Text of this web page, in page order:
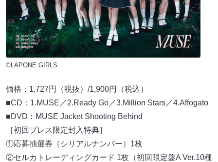
©LAPONE GIRLS
価格：1,727円（税抜）/1,900円（税込）
■CD：1.MUSE／2.Ready Go／3.Million Stars／4.Affogato
■DVD：MUSE Jacket Shooting Behind
［初回プレス限定封入特典］
①応募抽選券（シリアルナンバー）1枚
②セルカトレーディングカード 1枚（初回限定盤A Ver.10種